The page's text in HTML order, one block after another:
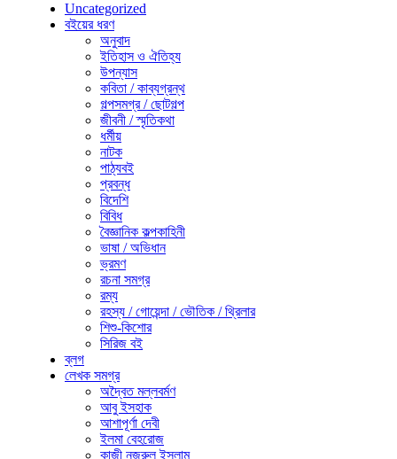
Uncategorized
বইয়ের ধরণ
অনুবাদ
ইতিহাস ও ঐতিহ্য
উপন্যাস
কবিতা / কাব্যগ্রন্থ
গল্পসমগ্র / ছোটগল্প
জীবনী / স্মৃতিকথা
ধর্মীয়
নাটক
পাঠ্যবই
প্রবন্ধ
বিদেশি
বিবিধ
বৈজ্ঞানিক কল্পকাহিনী
ভাষা / অভিধান
ভ্রমণ
রচনা সমগ্র
রম্য
রহস্য / গোয়েন্দা / ভৌতিক / থ্রিলার
শিশু-কিশোর
সিরিজ বই
ব্লগ
লেখক সমগ্র
অদ্বৈত মল্লবর্মণ
আবু ইসহাক
আশাপূর্ণা দেবী
ইলমা বেহরোজ
কাজী নজরুল ইসলাম